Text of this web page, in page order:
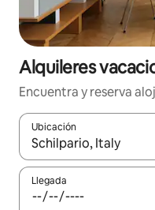
Alquileres
Encuentra y reserva
Ubicación
Cuando los resultados
Llegada